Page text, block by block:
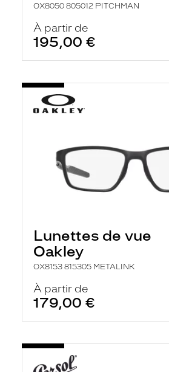
OX8050 805012 PITCHMAN
À partir de
195,00 €
Lunettes de vue
Oakley
OX8153 815305 METALINK
À partir de
179,00 €